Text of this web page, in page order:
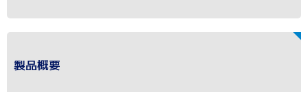
製品概要